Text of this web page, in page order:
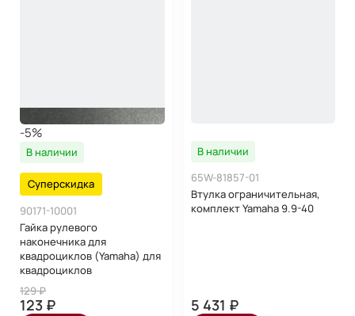
-5%
В наличии
Суперскидка
90171-10001
Гайка рулевого
наконечника для
квадроциклов (Yamaha) для
квадроциклов
129 ₽
123 ₽
В наличии
65W-81857-01
Втулка ограничительная,
комплект Yamaha 9.9-40
5 431 ₽